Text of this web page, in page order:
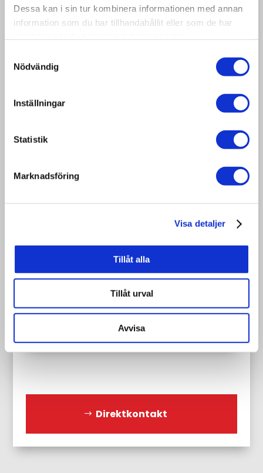
Dessa kan i sin tur kombinera informationen med annan
information som du har tillhandahållit eller som de har
Nödvändig
Inställningar
Statistik
Marknadsföring
Visa detaljer
Tillåt alla
Tillåt urval
Avvisa
kostnaderna.
Begagnad engångspall 1200×800 mm
Art. nr:
virket:
Värmebehandling
Max vikt
fördelat:
Direktkontakt